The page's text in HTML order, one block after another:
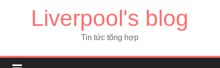
Liverpool's blog
Tin tức tổng hợp